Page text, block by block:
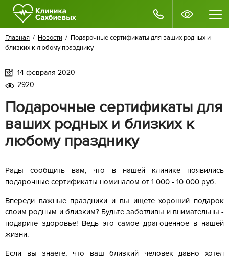
Главная / Новости / Подарочные сертификаты для ваших родных и
близких к любому празднику
14 февраля 2020
2920
Подарочные сертификаты для
ваших родных и близких к
любому празднику
Рады сообщить вам, что в нашей клинике появились
подарочные сертификаты номиналом от 1 000 - 10 000 руб.
Впереди важные праздники и вы ищете хороший подарок
своим родным и близким? Будьте заботливы и внимательны -
подарите здоровье! Ведь это самое драгоценное в нашей
жизни.
Если вы знаете, что ваш близкий человек давно хотел